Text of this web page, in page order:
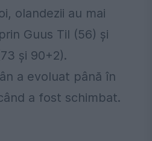
olandezii au mai
Guus Til (56) și
și 90+2).
a evoluat până în
a fost schimbat.